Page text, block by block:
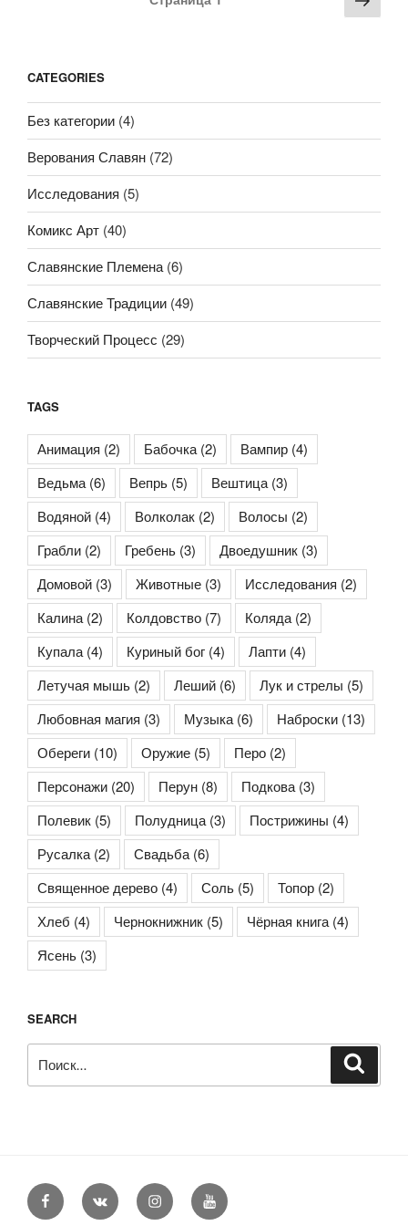
CATEGORIES
Без категории (4)
Верования Славян (72)
Исследования (5)
Комикс Арт (40)
Славянские Племена(6)
Славянские Традиции (49)
Творческий Процесс (29)
TAGS
Анимация (2) Бабочка(2) Вампир (4)
Ведьма(6) Вепрь (5) Вештица(3)
Водяной (4) Волколак (2) Волосы (2)
Грабли (2) Гребень (3) Двоедушник (3)
Домовой (3) Животные (3) Исследования (2)
Калина(2) Колдовство (7) Коляда(2)
Купала(4) Куриный бог (4) Лапти (4)
Летучая мышь (2) Леший (6) Лук и стрелы (5)
Любовная магия (3) Музыка(6) Наброски (13)
Обереги (10) Оружие (5) Перо (2)
Персонажи (20) Перун (8) Подкова(3)
Полевик (5) Полудница(3) Пострижины (4)
Русалка(2) Свадьба(6)
Священное дерево (4) Соль (5) Топор (2)
Хлеб (4) Чернокнижник (5) Чёрная книга(4)
Ясень (3)
SEARCH
FacebookVK InstagramYouTube